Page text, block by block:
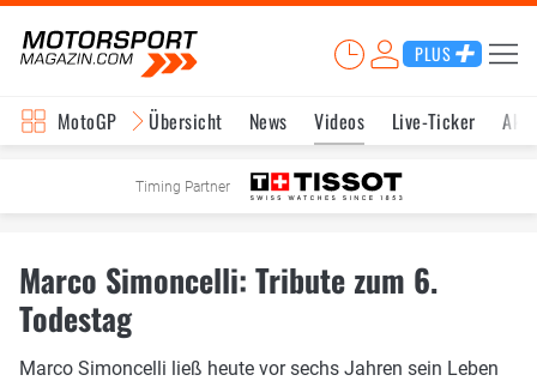
PLUS
MotoGP Übersicht News Videos Live-Ticker
Timing Partner
Marco Simoncelli: Tribute zum 6.
Todestag
Marco Simoncelli ließ heute vor sechs Jahren sein Leben